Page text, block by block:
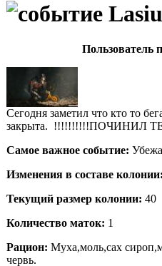
Пользователь
Сегодня заметил что кто то
закрыта. !!!!!!!!!!ПОЧИНИЛ
Самое важное событие:
Изменения в составе
Текущий размер кoлонии: 40
Количество маток: 1
Рацион: Муха,моль,сах
червь.